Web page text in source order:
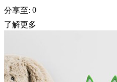
分享至: 0
了解更多